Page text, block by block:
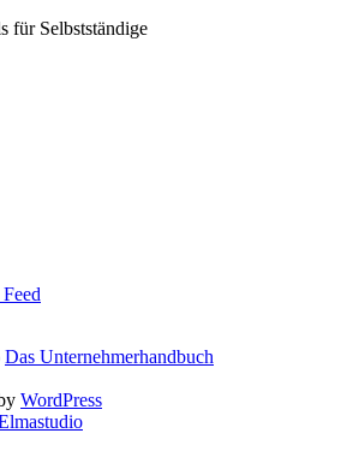
für Selbstständige
Das Unternehmerhandbuch
WordPress